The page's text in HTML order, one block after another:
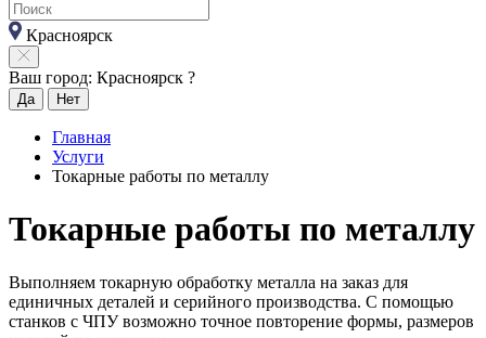
Красноярск
Ваш город: Красноярск ?
Да Нет
Главная
Услуги
Токарные работы по металлу
Токарные работы по металлу
Выполняем токарную обработку металла на заказ для
единичных деталей и серийного производства. С помощью
станков с ЧПУ возможно точное повторение формы, размеров